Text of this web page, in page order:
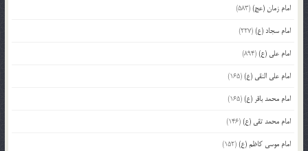
امام زمان (عج)(583)
امام سجاد (ع)(227)
امام علی (ع)(894)
امام علی النقی (ع)(165)
امام محمد باقر (ع)(165)
امام محمد تقی (ع)(146)
امام موسی کاظم (ع)(152)